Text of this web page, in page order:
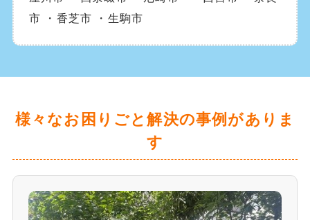
市 ・香芝市 ・生駒市
様々なお困りごと解決の事例がありま
す